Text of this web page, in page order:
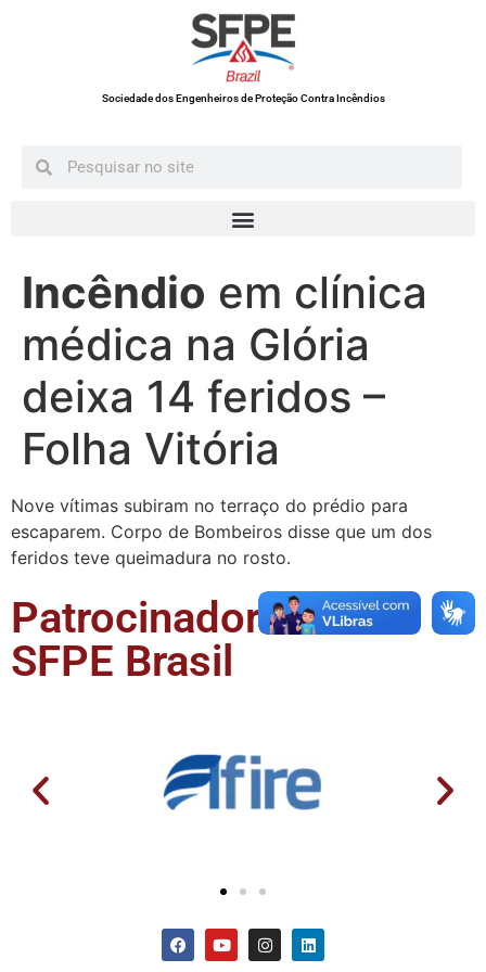
Sociedade dos Engenheiros de Proteção Contra Incêndios
Incêndio em clínica
médica na Glória
deixa 14 feridos –
Folha Vitória
Nove vítimas subiram no terraço do prédio para
escaparem. Corpo de Bombeiros disse que um dos
feridos teve queimadura no rosto.
Patrocinadores da
SFPE Brasil